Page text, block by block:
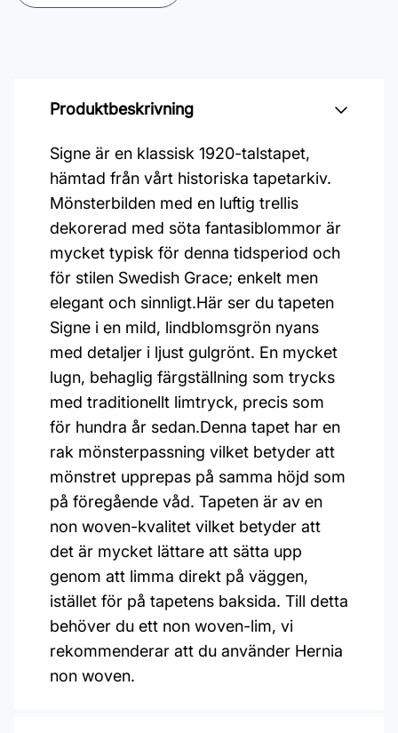
Produktbeskrivning
Signe är en klassisk 1920-talstapet,
hämtad från vårt historiska tapetarkiv.
Mönsterbilden med en luftig trellis
dekorerad med söta fantasiblommor är
mycket typisk för denna tidsperiod och
för stilen Swedish Grace; enkelt men
elegant och sinnligt.Här ser du tapeten
Signe i en mild, lindblomsgrön nyans
med detaljer i ljust gulgrönt. En mycket
lugn, behaglig färgställning som trycks
med traditionellt limtryck, precis som
för hundra år sedan.Denna tapet har en
rak mönsterpassning vilket betyder att
mönstret upprepas på samma höjd som
på föregående våd. Tapeten är av en
non woven-kvalitet vilket betyder att
det är mycket lättare att sätta upp
genom att limma direkt på väggen,
istället för på tapetens baksida. Till detta
behöver du ett non woven-lim, vi
rekommenderar att du använder Hernia
non woven.